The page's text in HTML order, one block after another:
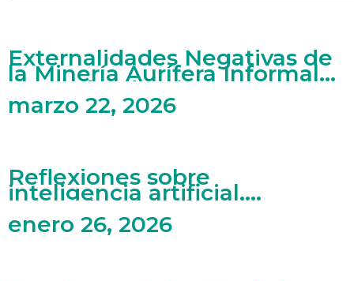
Externalidades Negativas de
la Minería Aurífera Informal
en Madre de Dios
marzo 22, 2026
Reflexiones sobre
inteligencia artificial,
mercado laboral y artes
enero 26, 2026